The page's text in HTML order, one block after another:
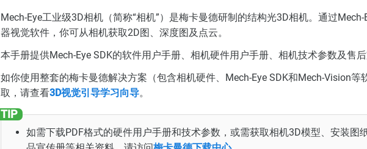
Mech-Eye工业级3D相机（简称“相机”）是梅卡曼德研制的结构光3D相机。通过
器视觉软件，你可从相机获取2D图、深度图及点云。
本手册提供Mech-Eye SDK的软件用户手册、相机硬件用户手册、相机技术参数及售后
如你使用整套的梅卡曼德解决方案（包含相机硬件、Mech-Eye SDK和Mech-Vision等
取，请查看3D视觉引导学习向导。
如需下载PDF格式的硬件用户手册和技术参数，或需获取相机3D模型、安装图